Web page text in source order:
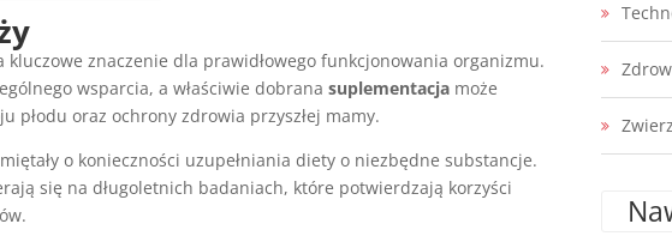
kluczowe znaczenie dla prawidłowego funkcjonowania organizmu.
wsparcia, a właściwie dobrana suplementacja może
płodu oraz ochrony zdrowia przyszłej mamy.
o konieczności uzupełniania diety o niezbędne substancje.
się na długoletnich badaniach, które potwierdzają korzyści